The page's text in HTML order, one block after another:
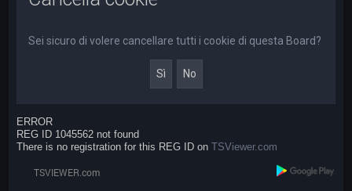
Sei sicuro di volere cancellare tutti i cookie di questa Board?
ERROR
REG ID 1045562 not found
There is no registration for this REG ID onTSViewer.com